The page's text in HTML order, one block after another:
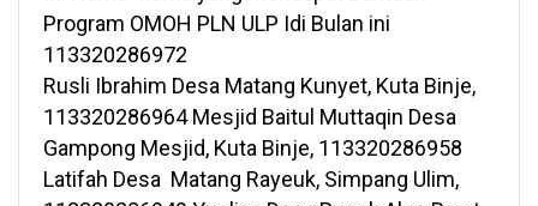
Program OMOH PLN ULP Idi Bulan ini
113320286972
Rusli Ibrahim Desa Matang Kunyet, Kuta Binje,
113320286964 Mesjid Baitul Muttaqin Desa
Gampong Mesjid, Kuta Binje, 113320286958
Latifah Desa Matang Rayeuk, Simpang Ulim,